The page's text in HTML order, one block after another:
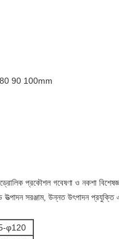
90 100mm
প্রকৌশল গবেষণা ও নকশা
সরঞ্জাম, উন্নত উৎপাদন প্রযুক্তি
φ120